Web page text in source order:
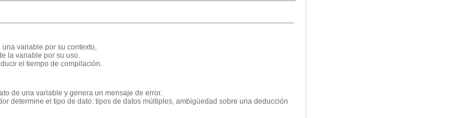
variable por su contexto,
la variable por su uso.
el tiempo de compilación.
de una variable y genera un mensaje de error.
determine el tipo de dato: tipos de datos múltiples, ambigüedad sobre una deducción